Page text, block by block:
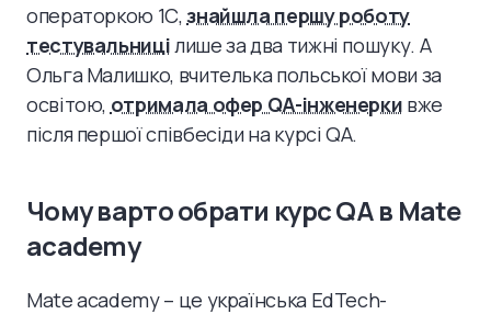
операторкою 1С,знайшла першу роботу
тестувальниці лише за два тижні пошуку. А
Ольга Малишко, вчителька польської мови за
освітою, отримала офер QA-інженерки вже
після першої співбесіди на курсі QA.
Чому варто обрати курс QA в Mate
academy
Mate academy – це українська EdTech-